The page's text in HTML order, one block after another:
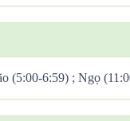
(5:00-6:59) ; Ngọ